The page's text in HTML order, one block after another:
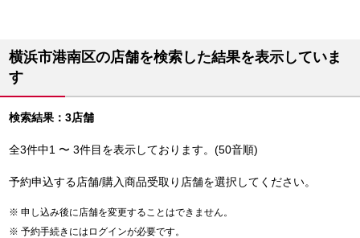
横浜市港南区の店舗を検索した結果を表示していま
す
検索結果：3店舗
全3件中1 〜 3件目を表示しております。(50音順)
予約申込する店舗/購入商品受取り店舗を選択してください。
申し込み後に店舗を変更することはできません。
予約手続きにはログインが必要です。